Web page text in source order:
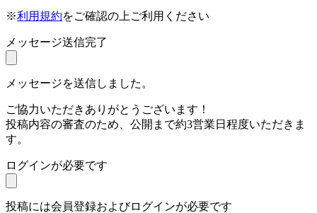
※利用規約をご確認の上ご利用ください
メッセージ送信完了
メッセージを送信しました。
ご協力いただきありがとうございます！
投稿内容の審査のため、公開まで約3営業日程度いただきま
す。
ログインが必要です
投稿には会員登録およびログインが必要です